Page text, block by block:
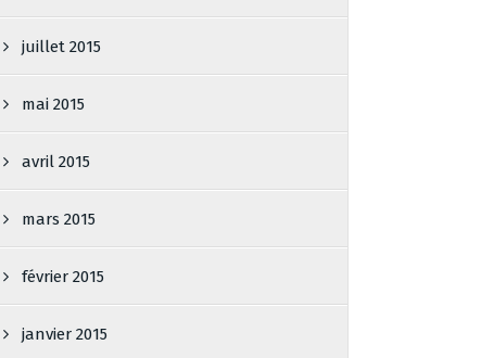
juillet 2015
mai 2015
avril 2015
mars 2015
février 2015
janvier 2015